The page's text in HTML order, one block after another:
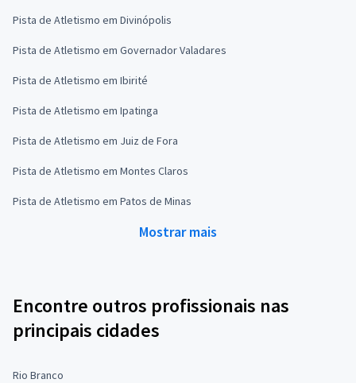
Pista de Atletismo em Divinópolis
Pista de Atletismo em Governador Valadares
Pista de Atletismo em Ibirité
Pista de Atletismo em Ipatinga
Pista de Atletismo em Juiz de Fora
Pista de Atletismo em Montes Claros
Pista de Atletismo em Patos de Minas
Mostrar mais
Encontre outros profissionais nas
principais cidades
Rio Branco